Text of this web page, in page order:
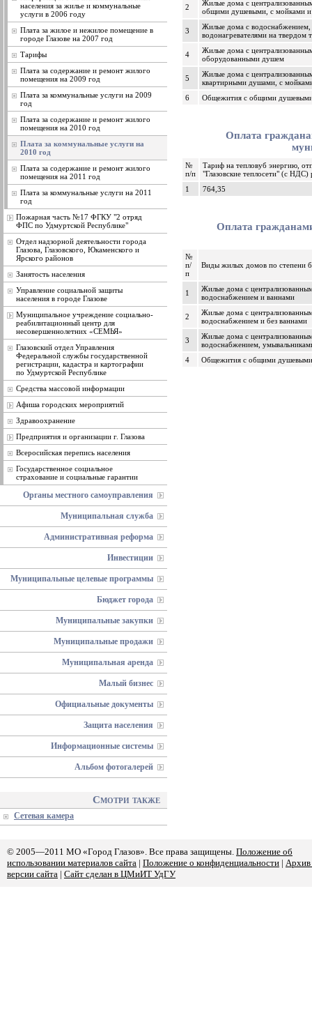
населения за жилье и коммунальные
услуги в 2006 году
Плата за жилое и нежилое помещение в
городе Глазове на 2007 год
Тарифы
Плата за содержание и ремонт жилого
помещения на 2009 год
Плата за коммунальные услуги на 2009
год
Плата за содержание и ремонт жилого
помещения на 2010 год
Плата за коммунальные услуги на
2010 год
Плата за содержание и ремонт жилого
помещения на 2011 год
Плата за коммунальные услуги на 2011
год
Пожарная часть №17 ФГКУ "2 отряд
ФПС по Удмуртской Республике"
Отдел надзорной деятельности города
Глазова, Глазовского, Юкаменского и
Ярского районов
Занятость населения
Управление социальной защиты
населения в городе Глазове
Муниципальное учреждение социально-
реабилитационный центр для
несовершеннолетних «СЕМЬЯ»
Глазовский отдел Управления
Федеральной службы государственной
регистрации, кадастра и картографии
по Удмуртской Республике
Средства массовой информации
Афиша городских мероприятий
Здравоохранение
Предприятия и организации г. Глазова
Всеросийская перепись населения
Государственное социальное
страхование и социальные гарантии
Органы местного самоуправления
Муниципальная служба
Административная реформа
Инвестиции
Муниципальные целевые программы
Бюджет города
Муниципальные закупки
Муниципальные продажи
Муниципальная аренда
Малый бизнес
Официальные документы
Защита населения
Информационные системы
Альбом фотогалерей
Смотри также
Сетевая камера
2
Жилые дома с
общими душевыми, с мойками и
3
Жилые дома с водоснабжением,
водонагревателями на твердом
4
Жилые дома с
оборудованными душем
5
Жилые дома с
квартирными душами, с
6
Общежития с общими
Оплата
№
п/п
Тариф на тепловуб энергию,
"Глазовские теплосети" (с НДС)
1
764,35
Оплата
№
п/
п
Виды жилых домов по степени
1
Жилые дома с
водоснабжением и ваннами
2
Жилые дома с
водоснабжением и без ваннами
3
Жилые дома с
водоснабжением,
4
Общежития с общими душевыми
© 2005—2011 МО «Город Глазов». Все права защищены. Положение об
использовании материалов сайта | Положение о конфиденциальности | Архив
версии сайта | Сайт сделан в ЦМиИТ УдГУ